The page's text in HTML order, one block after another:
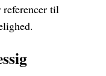
referencer til